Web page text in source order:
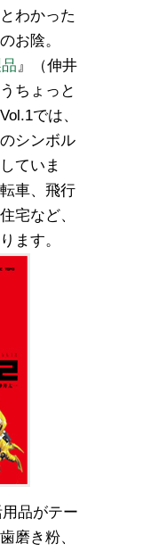
わかった
お陰。
』（伸井
ちょっと
では、
シンボル
ていま
車、飛行
宅など、
ます。
品がテー
磨き粉、